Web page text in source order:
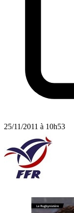
25/11/2011 à 10h53